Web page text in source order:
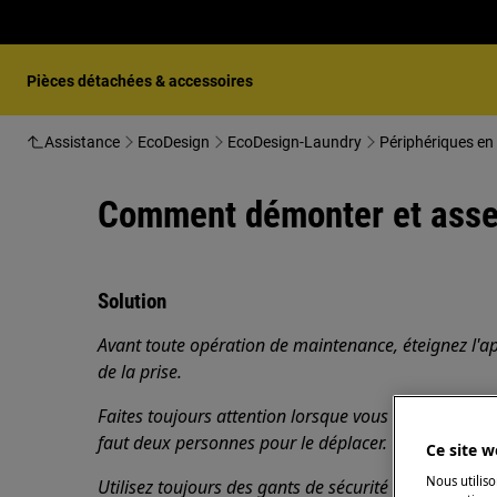
Pièces détachées & accessoires
Assistance EcoDesign EcoDesign-Laundry Périphériques
Comment démonter et
Solution
Avant toute opération de maintenance, éteignez
de la prise.
Faites toujours attention lorsque vous déplacez
faut deux personnes pour le déplacer.
Utilisez toujours des gants de sécurité et des
Ce site
Nous